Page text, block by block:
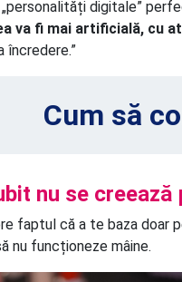
digitale”
va fi mai artificială, cu
încredere.”
Cum să
nu se
faptul că a te baza doar
nu funcționeze mâine.